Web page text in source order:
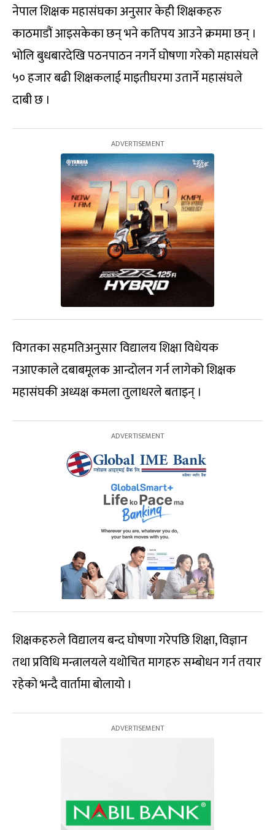
नेपाल शिक्षक महासंघका अनुसार केही शिक्षकहरु
काठमाडौं आइसकेका छन् भने कतिपय आउने क्रममा छन् ।
भोलि बुधबारदेखि पठनपाठन नगर्ने घोषणा गरेको महासंघले
५० हजार बढी शिक्षकलाई माइतीघरमा उतार्ने महासंघले
दाबी छ ।
विगतका सहमतिअनुसार विद्यालय शिक्षा विधेयक
नआएकाले दबाबमूलक आन्दोलन गर्न लागेको शिक्षक
महासंघकी अध्यक्ष कमला तुलाधरले बताइन् ।
शिक्षकहरुले विद्यालय बन्द घोषणा गरेपछि शिक्षा, विज्ञान
तथा प्रविधि मन्त्रालयले यथोचित मागहरु सम्बोधन गर्न तयार
रहेको भन्दै वार्तामा बोलायो ।